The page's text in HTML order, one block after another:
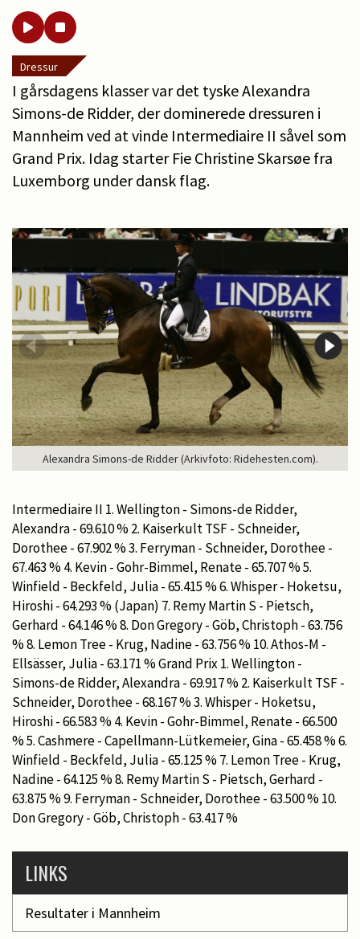
Dressur
I gårsdagens klasser var det tyske Alexandra
Simons-de Ridder, der dominerede dressuren i
Mannheim ved at vinde Intermediaire II såvel som
Grand Prix. Idag starter Fie Christine Skarsøe fra
Luxemborg under dansk flag.
Alexandra Simons-de Ridder (Arkivfoto: Ridehesten.com).
Intermediaire II 1. Wellington - Simons-de Ridder,
Alexandra - 69.610 % 2. Kaiserkult TSF - Schneider,
Dorothee - 67.902 % 3. Ferryman - Schneider, Dorothee -
67.463 % 4. Kevin - Gohr-Bimmel, Renate - 65.707 % 5.
Winfield - Beckfeld, Julia - 65.415 % 6. Whisper - Hoketsu,
Hiroshi - 64.293 % (Japan) 7. Remy Martin S - Pietsch,
Gerhard - 64.146 % 8. Don Gregory - Göb, Christoph - 63.756
% 8. Lemon Tree - Krug, Nadine - 63.756 % 10. Athos-M -
Ellsässer, Julia - 63.171 % Grand Prix 1. Wellington -
Simons-de Ridder, Alexandra - 69.917 % 2. Kaiserkult TSF -
Schneider, Dorothee - 68.167 % 3. Whisper - Hoketsu,
Hiroshi - 66.583 % 4. Kevin - Gohr-Bimmel, Renate - 66.500
% 5. Cashmere - Capellmann-Lütkemeier, Gina - 65.458 % 6.
Winfield - Beckfeld, Julia - 65.125 % 7. Lemon Tree - Krug,
Nadine - 64.125 % 8. Remy Martin S - Pietsch, Gerhard -
63.875 % 9. Ferryman - Schneider, Dorothee - 63.500 % 10.
Don Gregory - Göb, Christoph - 63.417 %
LINKS
Resultater i Mannheim